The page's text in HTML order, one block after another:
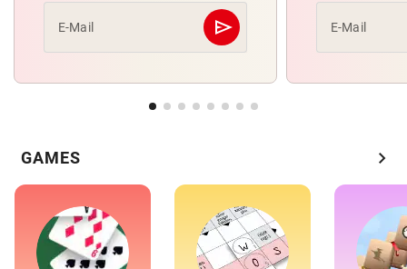
E-Mail send
Abschicken E-Mail
GAMES chevron_right